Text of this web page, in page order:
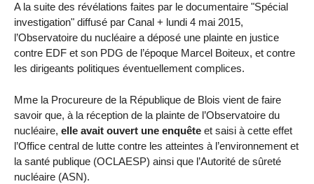
A la suite des révélations faites par le documentaire "Spécial
investigation" diffusé par Canal + lundi 4 mai 2015,
l’Observatoire du nucléaire a déposé une plainte en justice
contre EDF et son PDG de l’époque Marcel Boiteux, et contre
les dirigeants politiques éventuellement complices.
Mme la Procureure de la République de Blois vient de faire
savoir que, à la réception de la plainte de l’Observatoire du
nucléaire, elle avait ouvert une enquête et saisi à cette effet
l’Office central de lutte contre les atteintes à l’environnement et
la santé publique (OCLAESP) ainsi que l’Autorité de sûreté
nucléaire (ASN).